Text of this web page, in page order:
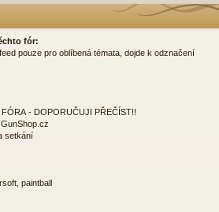
fór:
pouze pro oblíbená témata, dojde k odznačení
- DOPORUČUJI PŘEČÍST!!
setkání
paintball